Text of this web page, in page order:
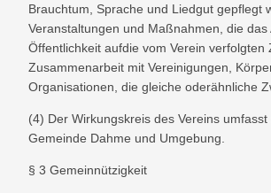
Brauchtum, Sprache und Liedgut gepflegt
Veranstaltungen und Maßnahmen, die
Öffentlichkeit aufdie vom Verein verfolgten
Zusammenarbeit mit Vereinigungen,
Organisationen, die gleiche oderähnliche
(4) Der Wirkungskreis des Vereins
Gemeinde Dahme und Umgebung.
§ 3 Gemeinnützigkeit